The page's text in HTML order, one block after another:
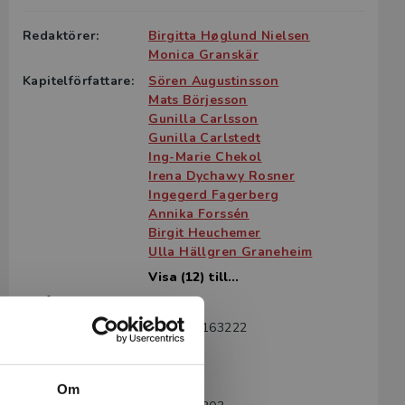
Om
Redaktörer:
Birgitta Høglund Nielsen
Monica Granskär
Kapitelförfattare:
Sören Augustinsson
Mats Börjesson
Gunilla Carlsson
Gunilla Carlstedt
Ing-Marie Chekol
Irena Dychawy Rosner
Ingegerd Fagerberg
Annika Forssén
Birgit Heuchemer
Ulla Hällgren Graneheim
Visa (12) till...
Språk:
Svenska
9789144163222
Revisionsår: